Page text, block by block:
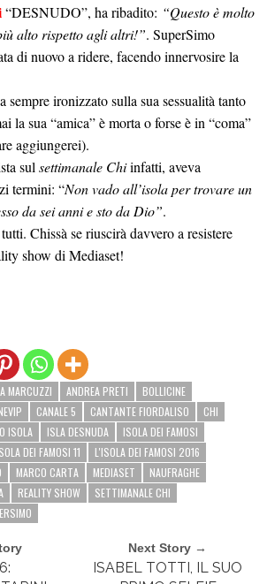
“DESNUDO”, ha ribadito: “Questo è molto
alto rispetto agli altri!”. SuperSimo
di nuovo a ridere, facendo innervosire la
ironizzato sulla sua sessualità tanto
la sua “amica” è morta o forse è in “coma”
aggiungerei).
sul settimanale Chiinfatti, aveva
termini: “Non vado all’isola per trovareun
da sei anni e sto da Dio”.
Chissà se riuscirà davvero a resistere
show di Mediaset!
MARCUZZI ANDREA PRETI
BOLLICINE
CANALE 5 CANTANTE FIORDALISO
CHI
ISOLA ISLA DESNUDA
ISOLA DEI FAMOSI
DEI FAMOSI 11
L'ISOLA DEI FAMOSI 2016
MARCO CARTA MEDIASET
NAUFRAGHE
REALITY SHOW
SETTIMANALE CHI
Next Story →
ISABEL TOTTI, IL SUO